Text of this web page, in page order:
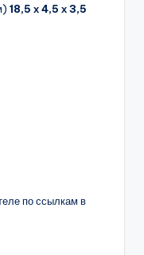
18,5 х 4,5 х 3,5
по ссылкам в